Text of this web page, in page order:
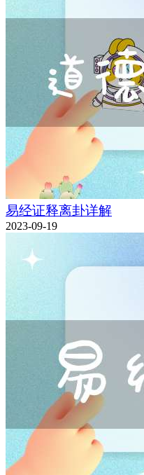
易经证释离卦详解
2023-09-19